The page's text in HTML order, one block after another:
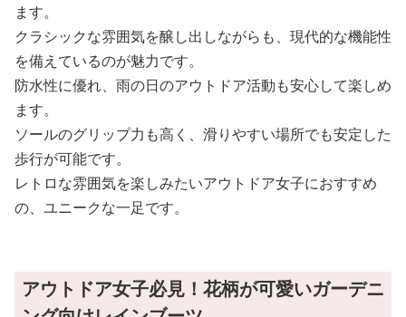
ます。
クラシックな雰囲気を醸し出しながらも、現代的な機能性
を備えているのが魅力です。
防水性に優れ、雨の日のアウトドア活動も安心して楽しめ
ます。
ソールのグリップ力も高く、滑りやすい場所でも安定した
歩行が可能です。
レトロな雰囲気を楽しみたいアウトドア女子におすすめ
の、ユニークな一足です。
アウトドア女子必見！花柄が可愛いガーデニ